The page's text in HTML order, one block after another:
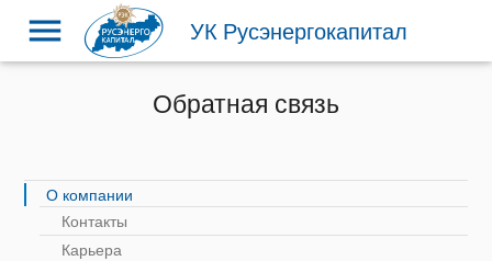
УК Русэнергокапитал
menu
Обратная связь
О компании
Контакты
Карьера